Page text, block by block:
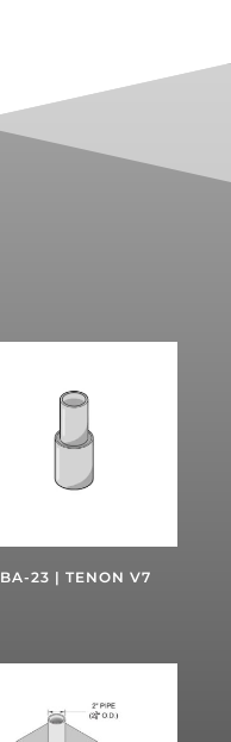
BA-23 | TENON V7